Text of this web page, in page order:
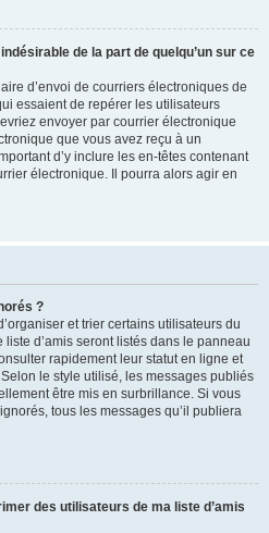
de la part de quelqu’un sur ce
d’envoi de courriers électroniques de
essaient de repérer les utilisateurs
envoyer par courrier électronique
que vous avez reçu à un
d’y inclure les en-têtes contenant
électronique. Il pourra alors agir en
?
et trier certains utilisateurs du
d’amis seront listés dans le panneau
rapidement leur statut en ligne et
le style utilisé, les messages publiés
être mis en surbrillance. Si vous
tous les messages qu’il publiera
des utilisateurs de ma liste d’amis